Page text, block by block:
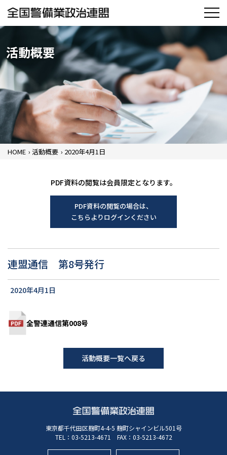
活動概要
HOME › 活動概要 › 2020年4月1日
PDF資料の閲覧は会員限定となります。
PDF資料の閲覧の場合は、
こちらよりログインください
連盟通信 第8号発行
2020年4月1日
全警連通信第008号
活動概要一覧へ戻る
東京都千代田区麹町4-4-5 麹町シャインビル501号
TEL： 03-5213-4671 FAX：03-5213-4672